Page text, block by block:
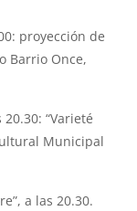
proyección de
Barrio Once,
“Varieté
Municipal
a las 20.30.